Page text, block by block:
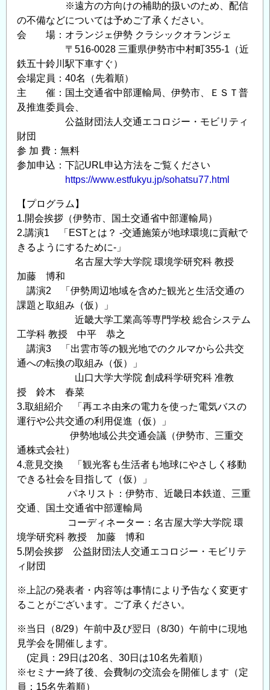
※遠方の方向けの補助的扱いのため、配信
の不備などについては予めご了承ください。
会 場：オランジェ伊勢 クラシックオランジェ
〒516-0028 三重県伊勢市中村町355-1（近
鉄五十鈴川駅下車すぐ）
会場定員：40名（先着順）
主 催：国土交通省中部運輸局、伊勢市、ＥＳＴ普
及推進委員会、
公益財団法人交通エコロジー・モビリティ
財団
参 加 費：無料
参加申込：下記URL申込方法をご覧ください
https://www.estfukyu.jp/sohatsu77.html
【プログラム】
1.開会挨拶（伊勢市、国土交通省中部運輸局）
2.講演1 「ESTとは？ -交通施策が地球環境に貢献で
きるようにするために-」
名古屋大学大学院 環境学研究科 教授
加藤 博和
講演2 「伊勢周辺地域を含めた観光と生活交通の
課題と取組み（仮）」
近畿大学工業高等専門学校 総合システム
工学科 教授 中平 恭之
講演3 「出雲市等の観光地でのクルマから公共交
通への転換の取組み（仮）」
山口大学大学院 創成科学研究科 准教
授 鈴木 春菜
3.取組紹介 「再エネ由来の電力を使った電気バスの
運行や公共交通の利用促進（仮）」
伊勢地域公共交通会議（伊勢市、三重交
通株式会社）
4.意見交換 「観光客も生活者も地球にやさしく移動
できる社会を目指して（仮）」
パネリスト：伊勢市、近畿日本鉄道、三重
交通、国土交通省中部運輸局
コーディネーター：名古屋大学大学院 環
境学研究科 教授 加藤 博和
5.閉会挨拶 公益財団法人交通エコロジー・モビリテ
ィ財団
※上記の発表者・内容等は事情により予告なく変更す
ることがございます。ご了承ください。
※当日（8/29）午前中及び翌日（8/30）午前中に現地
見学会を開催します。
(定員：29日は20名、30日は10名先着順）
※セミナー終了後、会費制の交流会を開催します（定
員：15名先着順）